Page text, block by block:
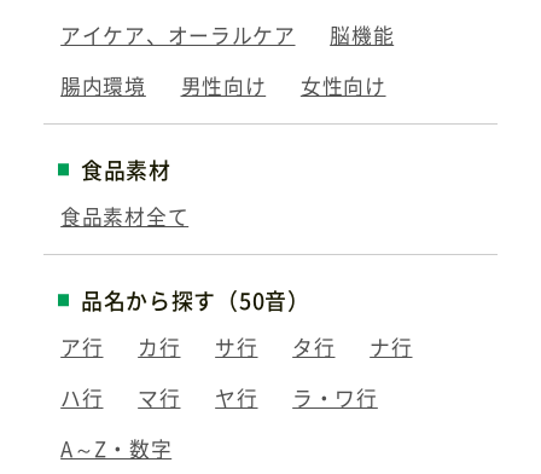
アイケア、オーラルケア
脳機能
腸内環境
男性向け 女性向け
食品素材
食品素材全て
品名から探す（50音）
ア行 カ行 サ行 タ行
ナ行
ハ行
マ行 ヤ行
ラ・ワ行
A～Z・数字